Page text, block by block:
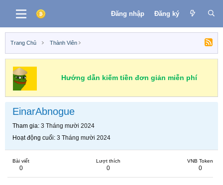
Đăng nhập Đăng ký
Trang Chủ Thành Viên
Hướng dẫn kiếm tiền đơn giản miễn phí
EinarAbnogue
Tham gia 3 Tháng mười 2024
Hoạt động cuối 3 Tháng mười 2024
Bài viết
0
Lượt thích
0
VNB Token
0